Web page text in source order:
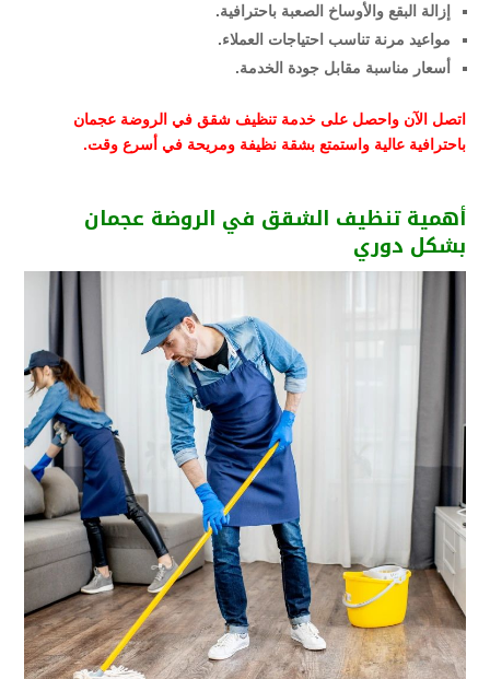
إزالة البقع والأوساخ الصعبة باحترافية.
مواعيد مرنة تناسب احتياجات العملاء.
أسعار مناسبة مقابل جودة الخدمة.
اتصل الآن واحصل على خدمة تنظيف شقق في الروضة عجمان
باحترافية عالية واستمتع بشقة نظيفة ومريحة في أسرع وقت.
أهمية تنظيف الشقق في الروضة عجمان
بشكل دوري